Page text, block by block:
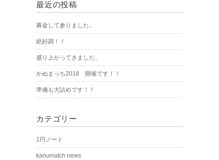
最近の投稿
募金して参りました。
絶好調！！
盛り上がってきました。
かぬまっち2018 開催です！！
準備も大詰めです！！
カテゴリー
1円ノート
kanumatch news